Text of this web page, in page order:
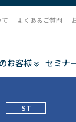
お客様 セミナ
よくあるご質問
ST